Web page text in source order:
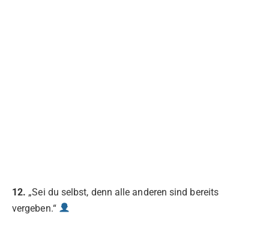
12. „Sei du selbst, denn alle anderen sind bereits
vergeben.“